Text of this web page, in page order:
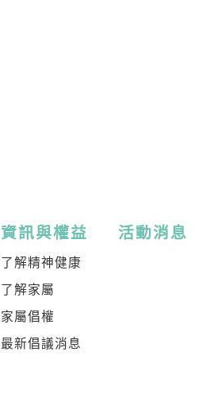
資訊與權益
了解精神健康
了解家屬
家屬倡權
最新倡議消息
活動消息